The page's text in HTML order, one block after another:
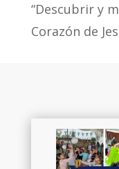
“Descubrir y
Corazón de